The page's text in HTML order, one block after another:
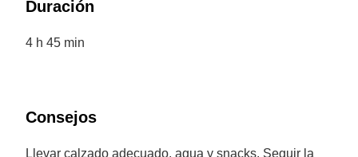
Duración
4 h 45 min
Consejos
Llevar calzado adecuado, agua y snacks. Seguir la